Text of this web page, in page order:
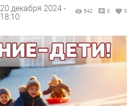
20 декабря 2024 -
18:10
542 0 0